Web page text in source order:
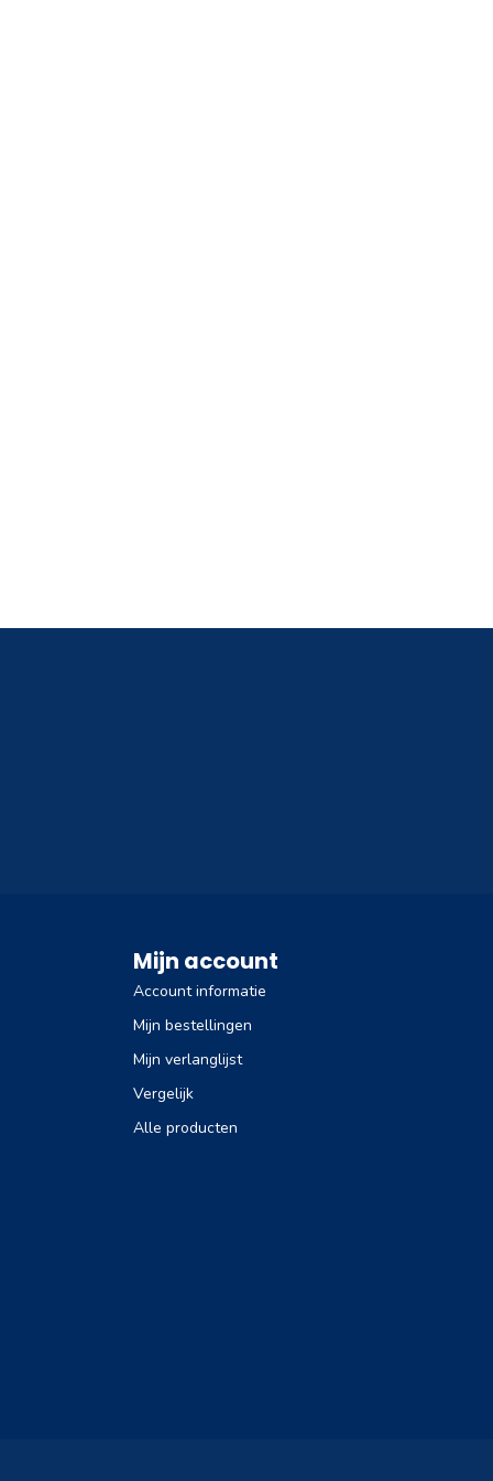
Mijn account
Account informatie
Mijn bestellingen
Mijn verlanglijst
Vergelijk
Alle producten